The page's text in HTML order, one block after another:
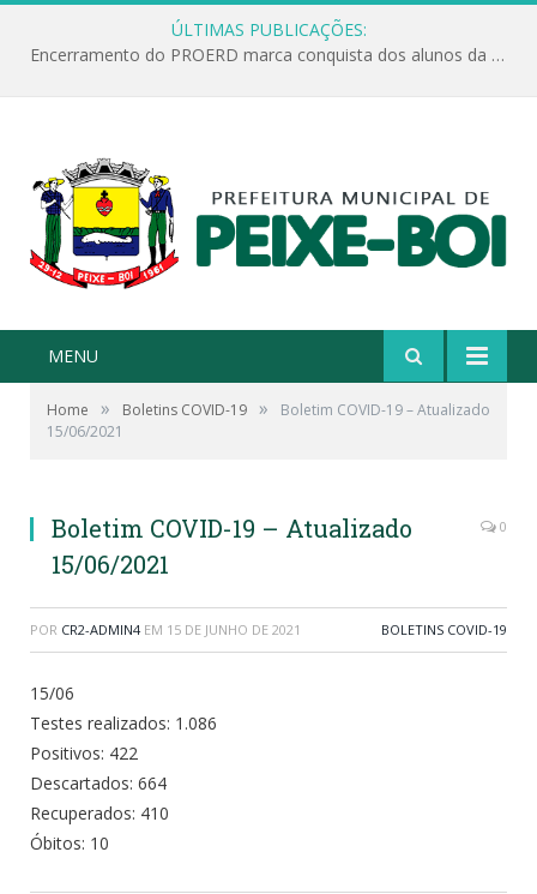
ÚLTIMAS PUBLICAÇÕES:
Encerramento do PROERD marca conquista dos alunos da Escola Jonathas Pontes Athias
MENU
Home » Boletins COVID-19 »
Boletim COVID-19 – Atualizado
15/06/2021
Boletim COVID-19 – Atualizado
15/06/2021
0
POR CR2-ADMIN4 EM 15 DE JUNHO DE 2021 BOLETINS COVID-19
15/06
Testes realizados: 1.086
Positivos: 422
Descartados: 664
Recuperados: 410
Óbitos: 10